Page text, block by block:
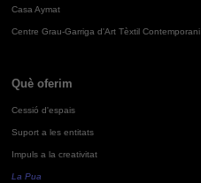
Casa Aymat
Centre Grau-Garriga d'Art Tèxtil Contemporani
Què oferim
Cessió d'espais
Suport a les entitats
Impuls a la creativitat
La Pua